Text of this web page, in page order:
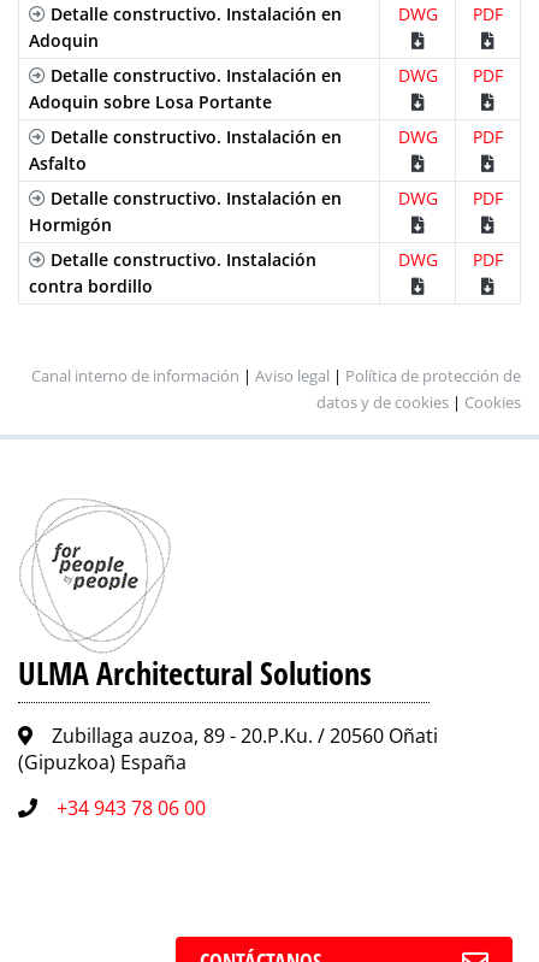
Detalle constructivo. Instalación en
Adoquin
DWG PDF
Detalle constructivo. Instalación en
Adoquin sobre Losa Portante
DWG PDF
Detalle constructivo. Instalación en
Asfalto
DWG PDF
Detalle constructivo. Instalación en
Hormigón
DWG PDF
Detalle constructivo. Instalación
contra bordillo
DWG PDF
Canal interno de información | Aviso legal | Política de protección de
datos y de cookies | Cookies
ULMA Architectural Solutions
Zubillaga auzoa, 89 - 20.P.Ku. / 20560 Oñati
(Gipuzkoa) España
+34 943 78 06 00